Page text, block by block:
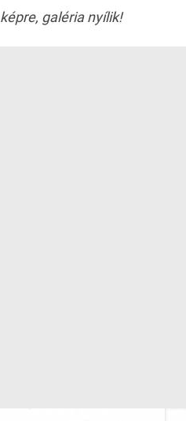
galéria nyílik!